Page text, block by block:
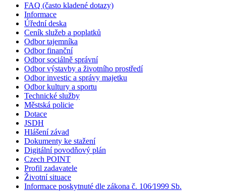
FAQ (často kladené dotazy)
Informace
Úřední deska
Ceník služeb a poplatků
Odbor tajemníka
Odbor finanční
Odbor sociálně správní
Odbor výstavby a životního prostředí
Odbor investic a správy majetku
Odbor kultury a sportu
Technické služby
Městská policie
Dotace
JSDH
Hlášení závad
Dokumenty ke stažení
Digitální povodňový plán
Czech POINT
Profil zadavatele
Životní situace
Informace poskytnuté dle zákona č. 106⁄1999 Sb.